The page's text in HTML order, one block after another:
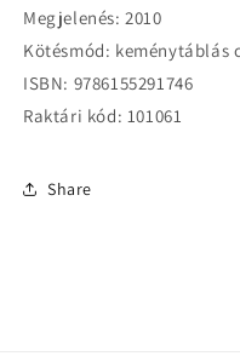
Megjelenés: 2010
Kötésmód:
ISBN: 9786155291746
Raktári kód: 101061
Share